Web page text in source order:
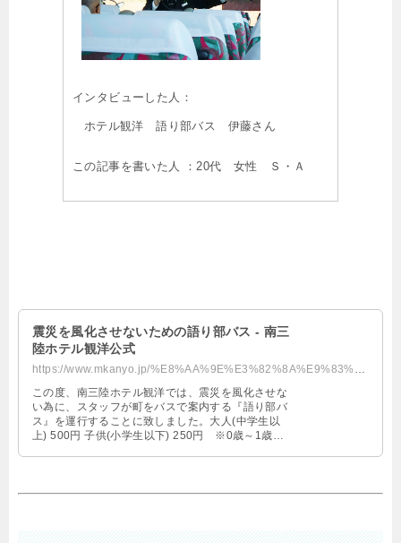
インタビューした人：
ホテル観洋 語り部バス 伊藤さん
この記事を書いた人 ：20代 女性 Ｓ・Ａ
震災を風化させないための語り部バス - 南三
陸ホテル観洋公式
https://www.mkanyo.jp/%E8%AA%9E%E3%82%8A%E9%83%A8%E3%83%90%E3%82%B9/
この度、南三陸ホテル観洋では、震災を風化させな
い為に、スタッフが町をバスで案内する『語り部バ
ス』を運行することに致しました。大人(中学生以
上) 500円 子供(小学生以下) 250円 ※0歳～1歳ま